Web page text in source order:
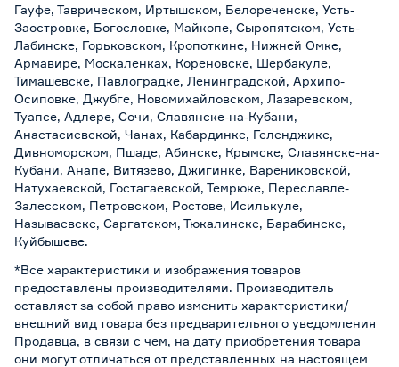
Гауфе, Таврическом, Иртышском, Белореченске, Усть-
Заостровке, Богословке, Майкопе, Сыропятском, Усть-
Лабинске, Горьковском, Кропоткине, Нижней Омке,
Армавире, Москаленках, Кореновске, Шербакуле,
Тимашевске, Павлоградке, Ленинградской, Архипо-
Осиповке, Джубге, Новомихайловском, Лазаревском,
Туапсе, Адлере, Сочи, Славянске-на-Кубани,
Анастасиевской, Чанах, Кабардинке, Геленджике,
Дивноморском, Пшаде, Абинске, Крымске, Славянске-на-
Кубани, Анапе, Витязево, Джигинке, Варениковской,
Натухаевской, Гостагаевской, Темрюке, Переславле-
Залесском, Петровском, Ростове, Исилькуле,
Называевске, Саргатском, Тюкалинске, Барабинске,
Куйбышеве.
*Все характеристики и изображения товаров
предоставлены производителями. Производитель
оставляет за собой право изменить характеристики/
внешний вид товара без предварительного уведомления
Продавца, в связи с чем, на дату приобретения товара
они могут отличаться от представленных на настоящем